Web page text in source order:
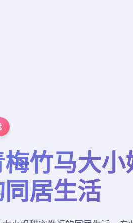
竹马大
居生活